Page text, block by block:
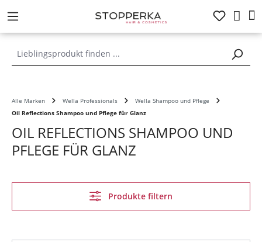
springen
Alle Marken Wella Professionals
Wella Shampoo und Pflege
Oil Reflections Shampoo und Pflege für Glanz
OIL REFLECTIONS SHAMPOO UND
PFLEGE FÜR GLANZ
Produkte filtern